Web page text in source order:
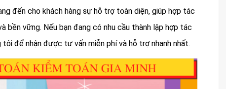
đến cho khách hàng sự hỗ trợ toàn diện, giúp hợp tác
bền vững. Nếu bạn đang có nhu cầu thành lập hợp tác
để nhận được tư vấn miễn phí và hỗ trợ nhanh nhất.